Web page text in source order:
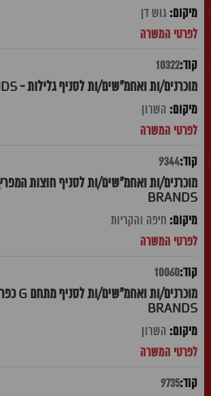
גוש דן
10322
מוכרנים/ות ואחמ"שים/ות לסניף גלילות - ITAY BRANDS
השרון
9344
BRANDS
חיפה והקריות
10060
BRANDS
השרון
9735